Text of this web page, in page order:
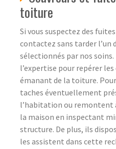
toiture
Si vous suspectez des
contactez sans tarder l’un
sélectionnés par nos
l’expertise pour repérer
émanant de la toiture.
taches éventuellement
l’habitation ou remontent
la maison en inspectant
structure. De plus, ils
les assistent dans cette